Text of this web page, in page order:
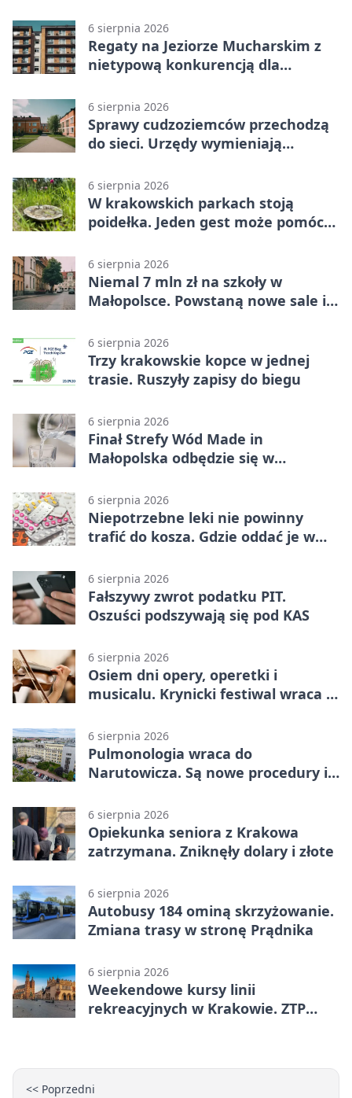
6 sierpnia 2026
Regaty na Jeziorze Mucharskim z
nietypową konkurencją dla
6 sierpnia 2026
Sprawy cudzoziemców przechodzą
do sieci. Urzędy wymieniają
6 sierpnia 2026
W krakowskich parkach stoją
poidełka. Jeden gest może pomóc
6 sierpnia 2026
Niemal 7 mln zł na szkoły w
Małopolsce. Powstaną nowe sale i
6 sierpnia 2026
Trzy krakowskie kopce w jednej
trasie. Ruszyły zapisy do biegu
6 sierpnia 2026
Finał Strefy Wód Made in
Małopolska odbędzie się w
6 sierpnia 2026
Niepotrzebne leki nie powinny
trafić do kosza. Gdzie oddać je w
6 sierpnia 2026
Fałszywy zwrot podatku PIT.
Oszuści podszywają się pod KAS
6 sierpnia 2026
Osiem dni opery, operetki i
musicalu. Krynicki festiwal wraca z
6 sierpnia 2026
Pulmonologia wraca do
Narutowicza. Są nowe procedury i
6 sierpnia 2026
Opiekunka seniora z Krakowa
zatrzymana. Zniknęły dolary i złote
6 sierpnia 2026
Autobusy 184 ominą skrzyżowanie.
Zmiana trasy w stronę Prądnika
6 sierpnia 2026
Weekendowe kursy linii
rekreacyjnych w Krakowie. ZTP
<< Poprzedni